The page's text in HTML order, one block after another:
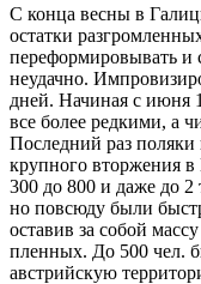
С конца весны в
остатки
переформировывать и
неудачно.
дней. Начиная с июня
все более редкими, а
Последний раз
крупного вторжения в
300 до 800 и даже до 2
но повсюду были
оставив за собой
пленных. До 500 чел.
австрийскую